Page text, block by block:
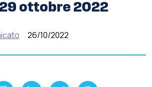
29 ottobre 2022
26/10/2022